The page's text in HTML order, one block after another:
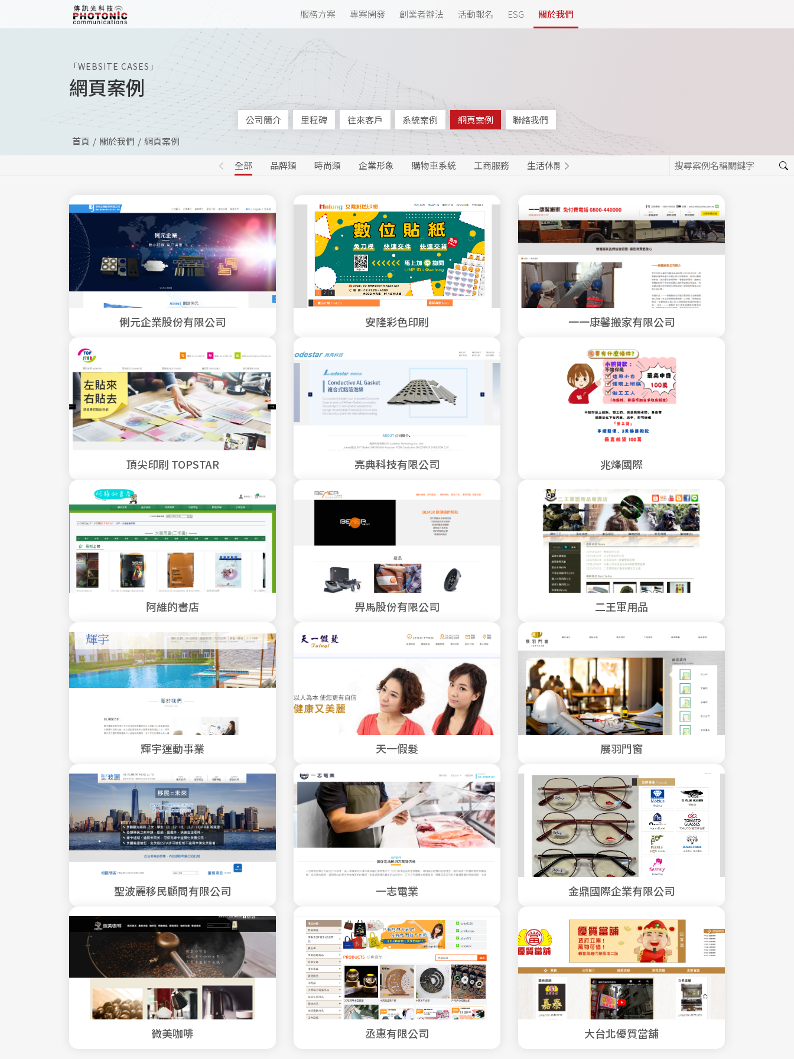
服務方案 專案開發 創業者辦法 活動報名 ESG 關於我們
「WEBSITE CASES」
網頁案例
公司簡介 里程碑 往來客戶 系統案例 網頁案例
聯絡我們
首頁
關於我們
網頁案例
全部
品牌類 時尚類 企業形象 購物車系統 工商服務 生活休閒
俐元企業股份有限公司 安隆彩色印刷 一一康馨搬家有限公司
頂尖印刷 TOPSTAR 亮典科技有限公司 兆烽國際
阿維的書店 畀馬股份有限公司 二王軍用品
輝宇運動事業 天一假髮 展羽門窗
聖波麗移民顧問有限公司 一志電業 金鼎國際企業有限公司
微美咖啡 丞惠有限公司 大台北優質當舖